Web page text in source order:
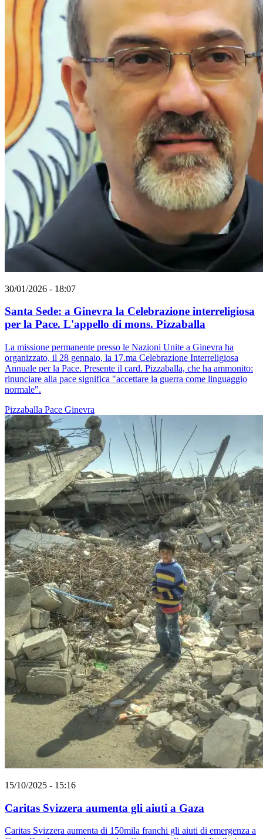
30/01/2026 - 18:07
Santa Sede: a Ginevra la Celebrazione interreligiosa
per la Pace. L'appello di mons. Pizzaballa
La missione permanente presso le Nazioni Unite a Ginevra ha
organizzato, il 28 gennaio, la 17.ma Celebrazione Interreligiosa
Annuale per la Pace. Presente il card. Pizzaballa, che ha ammonito:
rinunciare alla pace significa "accettare la guerra come linguaggio
normale".
Pizzaballa Pace Ginevra
15/10/2025 - 15:16
Caritas Svizzera aumenta gli aiuti a Gaza
Caritas Svizzera aumenta di 150mila franchi gli aiuti di emergenza a